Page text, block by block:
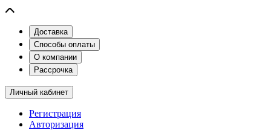
Доставка
Способы оплаты
О компании
Рассрочка
Личный кабинет
Регистрация
Авторизация